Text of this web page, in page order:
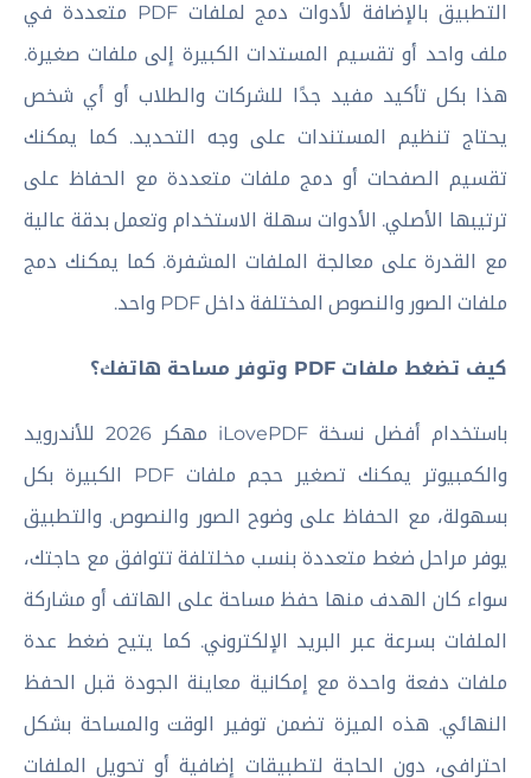
التطبيق بالإضافة لأدوات دمج لملفات PDF متعددة في
ملف واحد أو تقسيم المستدات الكبيرة إلى ملفات صغيرة.
هذا بكل تأكيد مفيد جدًا للشركات والطلاب أو أي شخص
يحتاج تنظيم المستندات على وجه التحديد. كما يمكنك
تقسيم الصفحات أو دمج ملفات متعددة مع الحفاظ على
ترتيبها الأصلي. الأدوات سهلة الاستخدام وتعمل بدقة عالية
مع القدرة على معالجة الملفات المشفرة. كما يمكنك دمج
ملفات الصور والنصوص المختلفة داخل PDF واحد.
كيف تضغط ملفات PDF وتوفر مساحة هاتفك؟
باستخدام أفضل نسخة iLovePDF مهكر 2026 للأندرويد
والكمبيوتر يمكنك تصغير حجم ملفات PDF الكبيرة بكل
بسهولة، مع الحفاظ على وضوح الصور والنصوص. والتطبيق
يوفر مراحل ضغط متعددة بنسب مخلتلفة تتوافق مع حاجتك،
سواء كان الهدف منها حفظ مساحة على الهاتف أو مشاركة
الملفات بسرعة عبر البريد الإلكتروني. كما يتيح ضغط عدة
ملفات دفعة واحدة مع إمكانية معاينة الجودة قبل الحفظ
النهائي. هذه الميزة تضمن توفير الوقت والمساحة بشكل
احترافي، دون الحاجة لتطبيقات إضافية أو تحويل الملفات